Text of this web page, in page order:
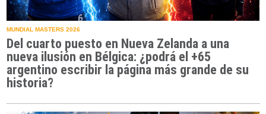
MUNDIAL MASTERS 2026
Del cuarto puesto en Nueva Zelanda a una
nueva ilusión en Bélgica: ¿podrá el +65
argentino escribir la página más grande de su
historia?